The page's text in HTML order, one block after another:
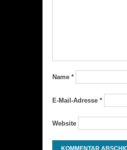
Name *
E-Mail-Adresse *
Website